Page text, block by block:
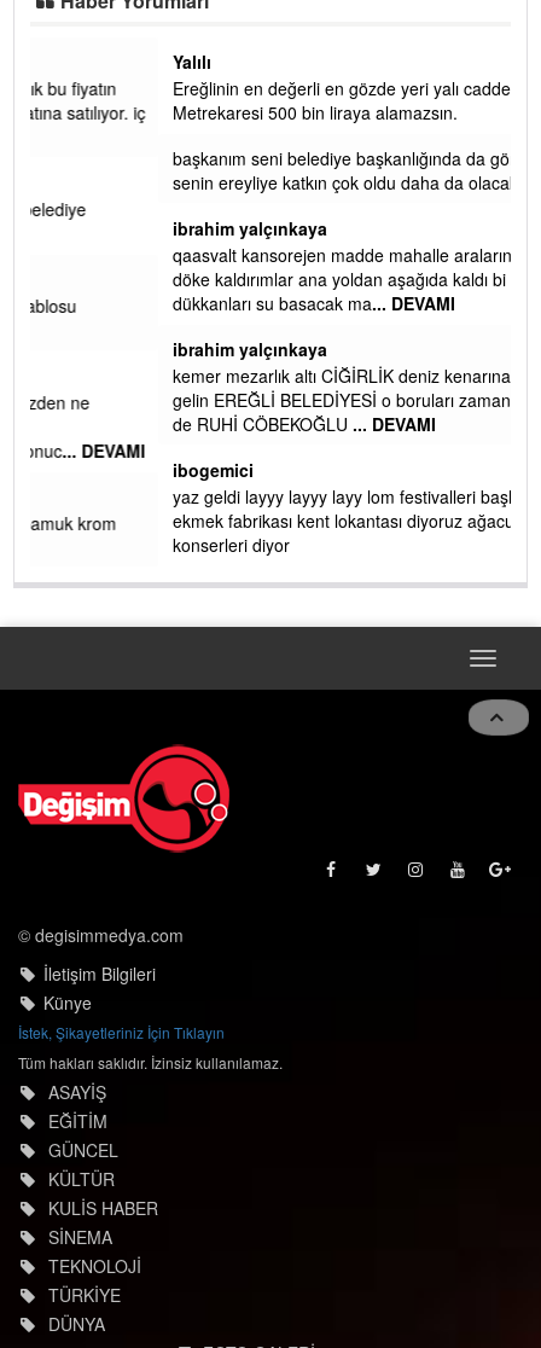
Ereğlinin en değerli en gözde yeri yalı caddesi ve çevresidir.
Metrekaresi 500 bin liraya alamazsın.
başkanım seni belediye başkanlığında da görmek isteriz
senin ereyliye katkın çok oldu daha da olacaktır
ibrahim yalçınkaya
qaasvalt kansorejen madde mahalle aralarında asvalt döke
döke kaldırımlar ana yoldan aşağıda kaldı bi yağmurda
dükkanları su basacak ma... DEVAMI
ibrahim yalçınkaya
kemer mezarlık altı CİĞİRLİK deniz kenarına giden yola
gelin EREĞLİ BELEDİYESİ o boruları zamanında tüm ereğli
de RUHİ CÖBEKOĞLU... DEVAMI
yaz geldi layyy layyy layy lom festivalleri başladı biz halk
ekmek fabrikası kent lokantası diyoruz ağacum yaz
Toggle
© degisimmedya.com
İletişim Bilgileri
Künye
İstek, Şikayetleriniz İçin Tıklayın
Tüm hakları saklıdır. İzinsiz kullanılamaz.
ASAYİŞ
EĞİTİM
GÜNCEL
KÜLTÜR
KULİS HABER
SİNEMA
TEKNOLOJİ
TÜRKİYE
DÜNYA